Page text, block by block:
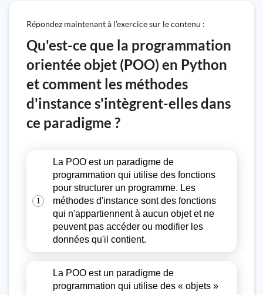
Répondez maintenant à l’exercice sur le contenu :
Qu'est-ce que la programmation
orientée objet (POO) en Python
et comment les méthodes
d'instance s'intègrent-elles dans
ce paradigme ?
1
La POO est un paradigme de
programmation qui utilise des fonctions
pour structurer un programme. Les
méthodes d'instance sont des fonctions
qui n'appartiennent à aucun objet et ne
peuvent pas accéder ou modifier les
données qu'il contient.
La POO est un paradigme de
programmation qui utilise des « objets »